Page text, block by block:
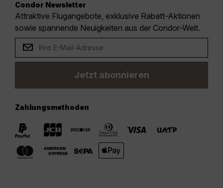
Condor Newsletter
Attraktive Flugangebote, exklusive Rabatt-Aktionen
sowie spannende Neuigkeiten aus der Condor-Welt.
Jetzt abonnieren
Zahlungsmethoden